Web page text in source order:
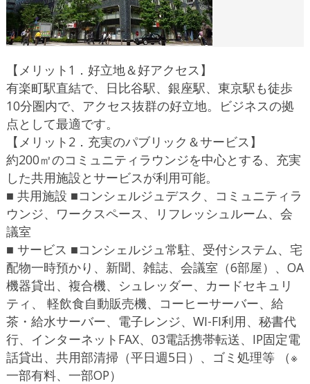
【メリット1．好立地＆好アクセス】
有楽町駅直結で、日比谷駅、銀座駅、東京駅も徒歩
10分圏内で、アクセス抜群の好立地。ビジネスの拠
点として最適です。
【メリット2．充実のパブリック＆サービス】
約200㎡のコミュニティラウンジを中心とする、充実
した共用施設とサービスが利用可能。
■ 共用施設 ■コンシェルジュデスク、コミュニティラ
ウンジ、ワークスペース、リフレッシュルーム、会
議室
■ サービス ■コンシェルジュ常駐、受付システム、宅
配物一時預かり、新聞、雑誌、会議室（6部屋）、OA
機器貸出、複合機、シュレッダー、カードセキュリ
ティ、 軽飲食自動販売機、コーヒーサーバー、給
茶・給水サーバー、電子レンジ、WI-FI利用、秘書代
行、インターネットFAX、03電話携帯転送、IP固定電
話貸出、共用部清掃（平日週5日）、ゴミ処理等 （※
一部有料、一部OP）